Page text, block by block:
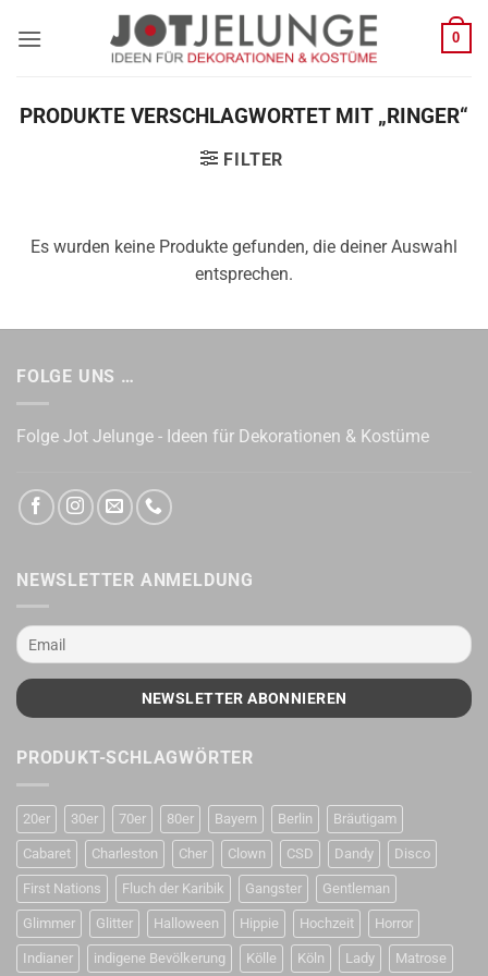
Inhalt
0
PRODUKTE VERSCHLAGWORTET MIT „RINGER“
FILTER
Es wurden keine Produkte gefunden, die deiner Auswahl
entsprechen.
FOLGE UNS …
Folge Jot Jelunge - Ideen für Dekorationen & Kostüme
NEWSLETTER ANMELDUNG
PRODUKT-SCHLAGWÖRTER
20er 30er 70er 80er Bayern Berlin Bräutigam
Cabaret Charleston Cher Clown CSD Dandy Disco
First Nations Fluch der Karibik Gangster Gentleman
Glimmer Glitter Halloween Hippie Hochzeit Horror
Indianer indigene Bevölkerung Kölle Köln Lady Matrose